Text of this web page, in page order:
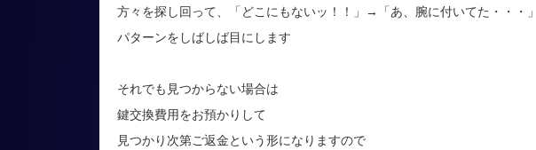
方々を探し回って、「どこにもないッ！！」→「あ、腕に付いてた・・・
パターンをしばしば目にします
それでも見つからない場合は
鍵交換費用をお預かりして
見つかり次第ご返金という形になりますので